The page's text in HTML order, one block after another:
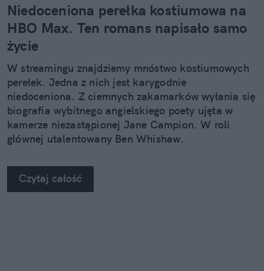
Niedoceniona perełka kostiumowa na
HBO Max. Ten romans napisało samo
życie
W streamingu znajdziemy mnóstwo kostiumowych
perełek. Jedna z nich jest karygodnie
niedoceniona. Z ciemnych zakamarków wyłania się
biografia wybitnego angielskiego poety ujęta w
kamerze niezastąpionej Jane Campion. W roli
głównej utalentowany Ben Whishaw.
Czytaj całość